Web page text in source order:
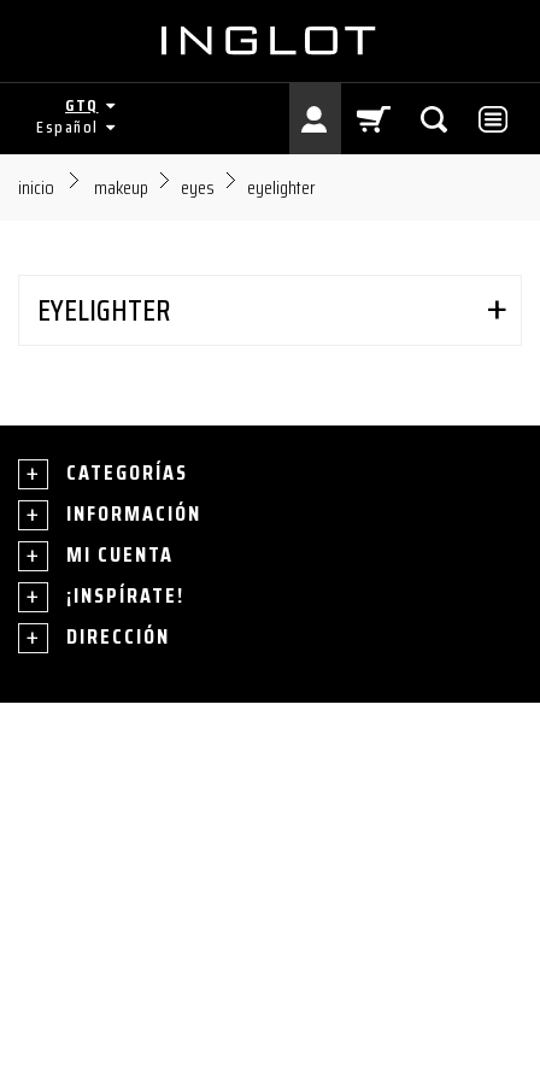
GTQ
Español
inicio makeup eyes eyelighter
EYELIGHTER
CATEGORÍAS
INFORMACIÓN
MI CUENTA
¡INSPÍRATE!
DIRECCIÓN